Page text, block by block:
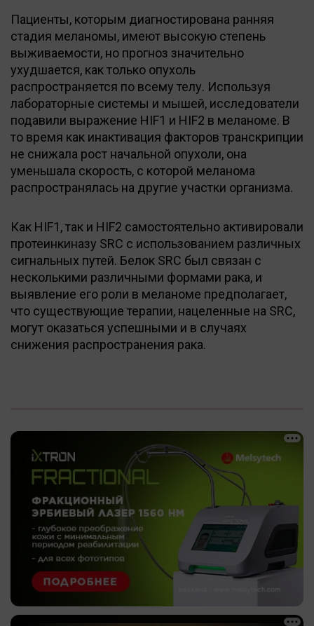
Пациенты, которым диагностирована ранняя
стадия меланомы, имеют высокую степень
выживаемости, но прогноз значительно
ухудшается, как только опухоль
распространяется по всему телу. Используя
лабораторные системы и мышей, исследователи
подавили выражение HIF1 и HIF2 в меланоме. В
то время как инактивация факторов транскрипции
не снижала рост начальной опухоли, она
уменьшала скорость, с которой меланома
распространялась на другие участки организма.
Как HIF1, так и HIF2 самостоятельно активировали
протеинкиназу SRC с использованием различных
сигнальных путей. Белок SRC был связан с
несколькими различными формами рака, и
выявление его роли в меланоме предполагает,
что существующие терапии, нацеленные на SRC,
могут оказаться успешными и в случаях
снижения распространения рака.